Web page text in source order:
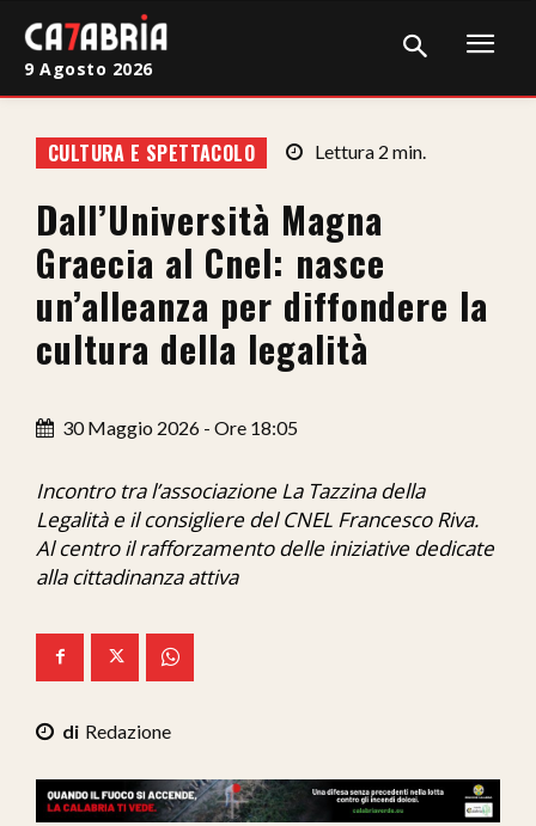
Cronaca
Giudiziaria
Politica
Sport
Sanità
Economia
Ita-Mondo
We Calabria
9 Agosto 2026
CULTURA E SPETTACOLO Lettura 2 min.
Dall’Università Magna
Graecia al Cnel: nasce
un’alleanza per diffondere la
cultura della legalità
30 Maggio 2026 - Ore 18:05
Incontro tra l’associazione La Tazzina della
Legalità e il consigliere del CNEL Francesco Riva.
Al centro il rafforzamento delle iniziative dedicate
alla cittadinanza attiva
Redazione